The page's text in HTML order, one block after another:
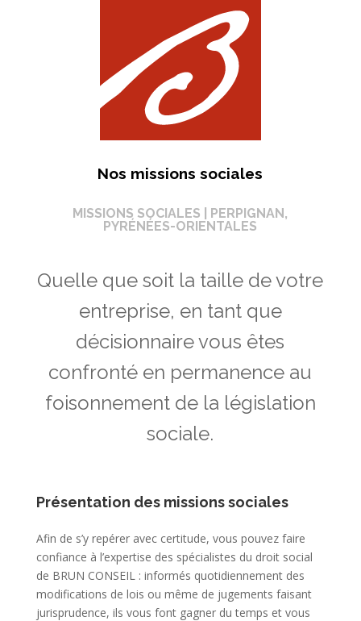
Nos missions sociales
MISSIONS SOCIALES | PERPIGNAN,
PYRÉNÉES-ORIENTALES
Quelle que soit la taille de votre
entreprise, en tant que
décisionnaire vous êtes
confronté en permanence au
foisonnement de la législation
sociale.
Présentation des missions sociales
Afin de s’y repérer avec certitude, vous pouvez faire
confiance à l’expertise des spécialistes du droit social
de BRUN CONSEIL : informés quotidiennement des
modifications de lois ou même de jugements faisant
jurisprudence, ils vous font gagner du temps et vous